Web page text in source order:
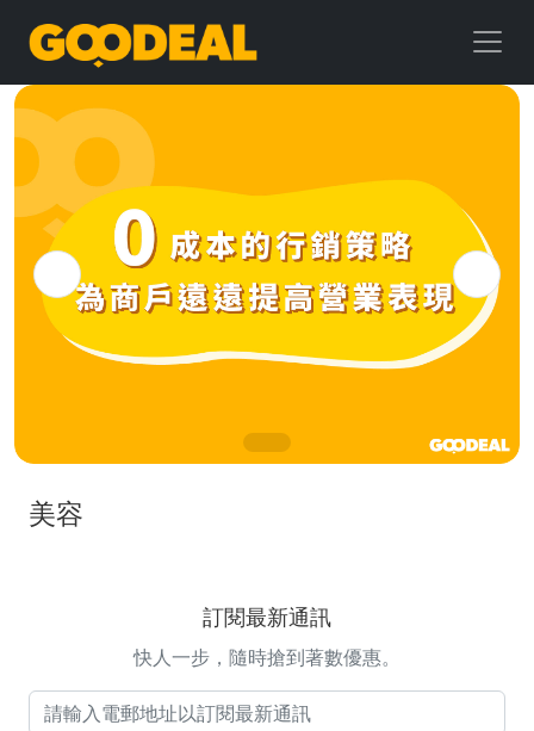
GOODEAL
早
早
鳥
美容
訂閱最新通訊
快人一步，隨時搶到著數優惠。